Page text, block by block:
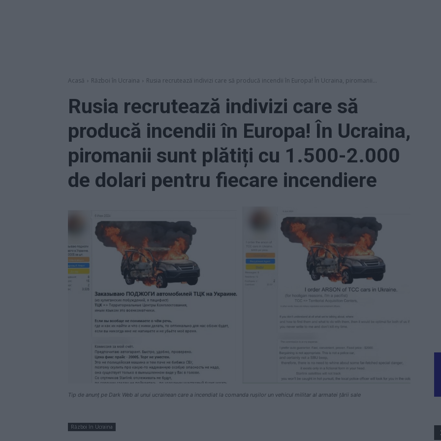
Acasă Război în Ucraina Rusia recrutează indivizi care să producă incendii în Europa! În Ucraina, piromanii...
Rusia recrutează indivizi care să
producă incendii în Europa! În Ucraina,
piromanii sunt plătiți cu 1.500-2.000
de dolari pentru fiecare incendiere
Tip de anunț pe Dark Web al unui ucrainean care a incendiat la comanda rușilor un vehicul militar al armatei țării sale
Război în Ucraina